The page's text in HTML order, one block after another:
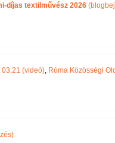
díjas textilművész 2026
03:21 (videó), Róma Közösségi